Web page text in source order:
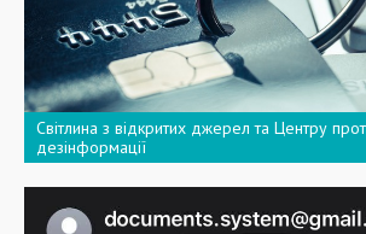
Світлина з відкритих джерел та Центру
дезінформації